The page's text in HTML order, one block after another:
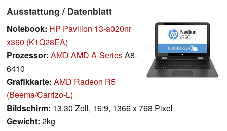
Ausstattung / Datenblatt
Notebook: HP Pavilion 13-a020nr
x360 (K1Q28EA)
Prozessor: AMD AMD A-SeriesA8-
6410
Grafikkarte: AMD Radeon R5
(Beema/Carrizo-L)
Bildschirm: 13.30 Zoll, 16:9, 1366 x 768 Pixel
Gewicht: 2kg